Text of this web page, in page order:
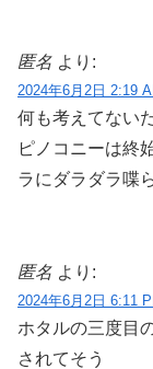
匿名 より:
2024年6月2日 2:19
何も考えてない
ピノコニーは終
ラにダラダラ喋
匿名 より:
2024年6月2日 6:11
ホタルの三度目
されてそう